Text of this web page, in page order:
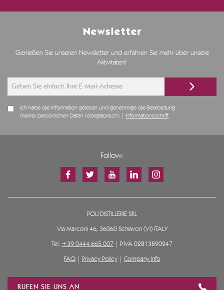
Newsletter
Genießen Sie unseren Newsletter und erfahren Sie mehr über unsere
Aktivitäten!
Ich habe die Information gelesen und genehmige die Bearbeitung
meiner persönlichen Daten (obligatorisch) |
Informationsschrift
Follow:
POLI DISTILLERIE SRL
Via Marconi 46, 36060 Schiavon (VI) ITALY
Tel. +39 0444 665 007 | P.IVA 02813890247
FAQ| Privacy Policy| Company Info
RUFEN SIE UNS AN